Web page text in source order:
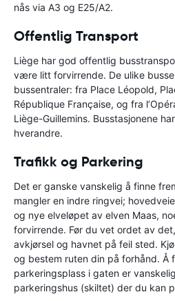
nås via A3 og E25/A2.
Offentlig Transport
Liège har god offentlig
være litt forvirrende. De ulike
bussentraler: fra Place Léopold,
République Française, og fra
Liège-Guillemins. Busstasjonene
hverandre.
Trafikk og Parkering
Det er ganske vanskelig å finne
mangler en indre ringvei;
og nye elveløpet av elven Maas,
forvirrende. Før du vet ordet av
avkjørsel og havnet på feil sted.
og bestem ruten din på forhånd. Å
parkeringsplass i gaten er
parkeringshus (skiltet) der du kan